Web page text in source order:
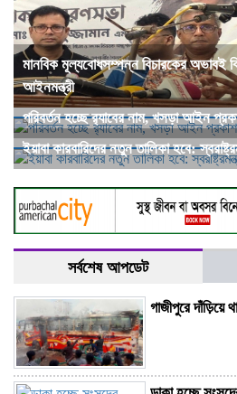
মানবিক মূল্যবোধসম্পন্ন বিচারকের অভাবই
আইনমন্ত্রী
পরিবর্তন হচ্ছে র‌্যাবের নাম, খসড়া আইন
ইয়াবা কারবারিদের নতুন তালিকা হবে:
সর্বশেষ আপডেট
গাজীপুরে দাঁড়িয়ে